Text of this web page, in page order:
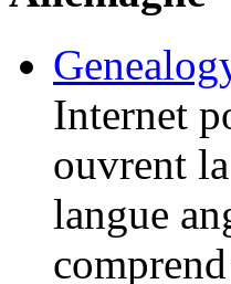
Internet
ouvrent
langue